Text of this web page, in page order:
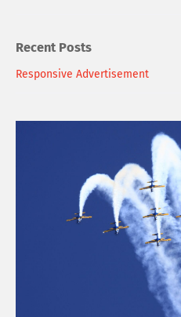
C
I
Recent Posts
Responsive Advertisement